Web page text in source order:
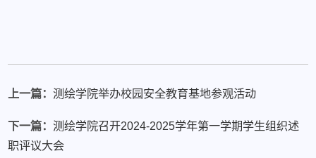
上一篇：测绘学院举办校园安全教育基地参观活动
下一篇：测绘学院召开2024-2025学年第一学期学生组织述
职评议大会